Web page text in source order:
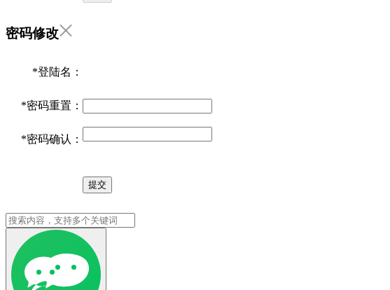
密码修改
*登陆名：
*密码重置：
*密码确认：